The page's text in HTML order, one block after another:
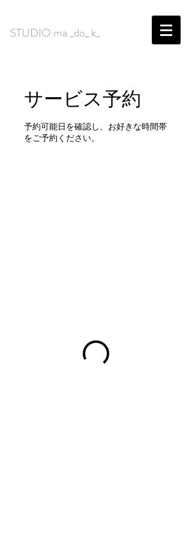
​STUDIO ma _do_ k_
サービス予約
予約可能日を確認し、お好きな時間帯
をご予約ください。